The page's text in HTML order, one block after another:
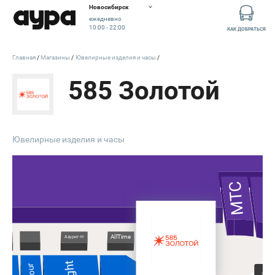
Новосибирск
ежедневно
10:00 - 22:00
КАК ДОБРАТЬСЯ
585 Золотой
Ювелирные изделия и часы
МТС
Азурит-Н AllTime
Главная Магазины Ювелирные изделия и часы